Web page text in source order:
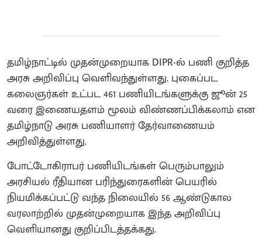
தமிழ்நாட்டில் முதன்முறையாக DIPR-ல் பணி குறித்த
அரசு அறிவிப்பு வெளிவந்துள்ளது. புகைப்பட
கலைஞர்கள் உட்பட 461 பணியிடங்களுக்கு ஜூன் 25
வரை இணையதளம் மூலம் விண்ணப்பிக்கலாம் என
தமிழ்நாடு அரசு பணியாளர் தேர்வாணையம்
அறிவித்துள்ளது.
போட்டோகிராபர் பணியிடங்கள் பெரும்பாலும்
அரசியல் ரீதியான பரிந்துரைகளின் பெயரில்
நியமிக்கப்பட்டு வந்த நிலையில் 56 ஆண்டுகால
வரலாற்றில் முதன்முறையாக இந்த அறிவிப்பு
வெளியானது குறிப்பிடத்தக்கது.